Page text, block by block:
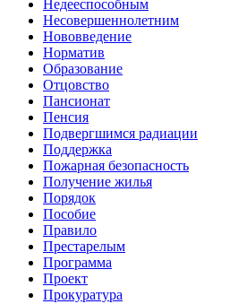
Недееспособным
Несовершеннолетним
Нововведение
Норматив
Образование
Отцовство
Пансионат
Пенсия
Подвергшимся радиации
Поддержка
Пожарная безопасность
Получение жилья
Порядок
Пособие
Правило
Престарелым
Программа
Проект
Прокуратура